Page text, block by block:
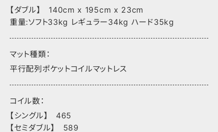
【ダブル】 140cm x 195cm x 23cm
重量:ソフト33kg レギュラー34kg ハード35kg
マット種類：
平行配列ポケットコイルマットレス
コイル数：
【シングル】 465
【セミダブル】 589